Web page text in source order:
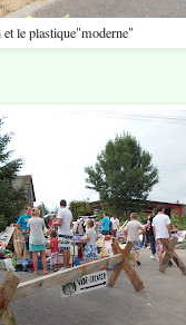
et le plastique"moderne"